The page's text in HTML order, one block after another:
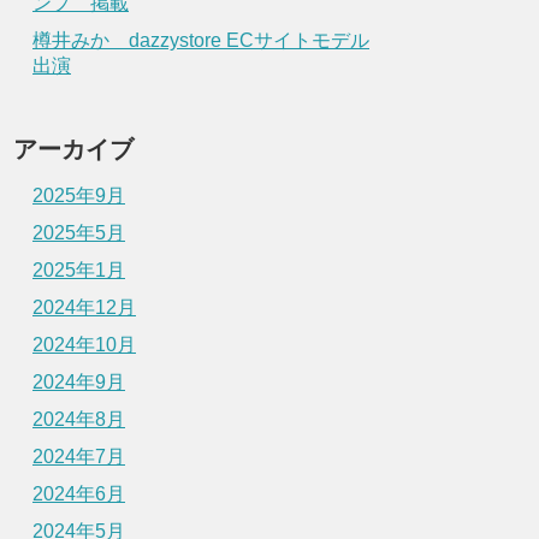
樽井みか dazzystore ECサイトモデル
出演
アーカイブ
2025年9月
2025年5月
2025年1月
2024年12月
2024年10月
2024年9月
2024年8月
2024年7月
2024年6月
2024年5月